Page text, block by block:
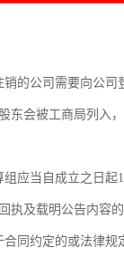
的公司需要向公
东会被工商局列入
应当自成立之日
执及载明公告内容的
同约定的或法律